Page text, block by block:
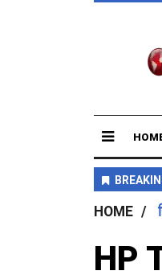
HOME
HP